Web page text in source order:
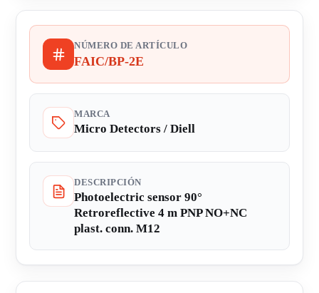
NÚMERO DE ARTÍCULO
FAIC/BP-2E
MARCA
Micro Detectors / Diell
DESCRIPCIÓN
Photoelectric sensor 90°
Retroreflective 4 m PNP NO+NC
plast. conn. M12